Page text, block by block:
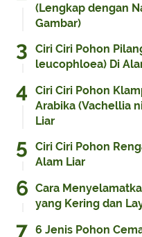
(Lengkap dengan
Gambar)
Ciri Ciri Pohon
leucophloea) Di
Ciri Ciri Pohon
Arabika (Vachellia
Liar
Ciri Ciri Pohon
Alam Liar
Cara
yang Kering dan
6 Jenis Pohon